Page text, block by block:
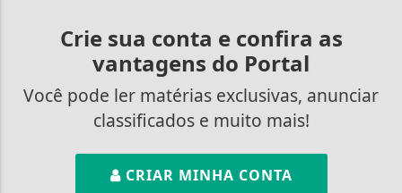
Crie sua conta e confira as
vantagens do Portal
Você pode ler matérias exclusivas, anunciar
classificados e muito mais!
CRIAR MINHA CONTA